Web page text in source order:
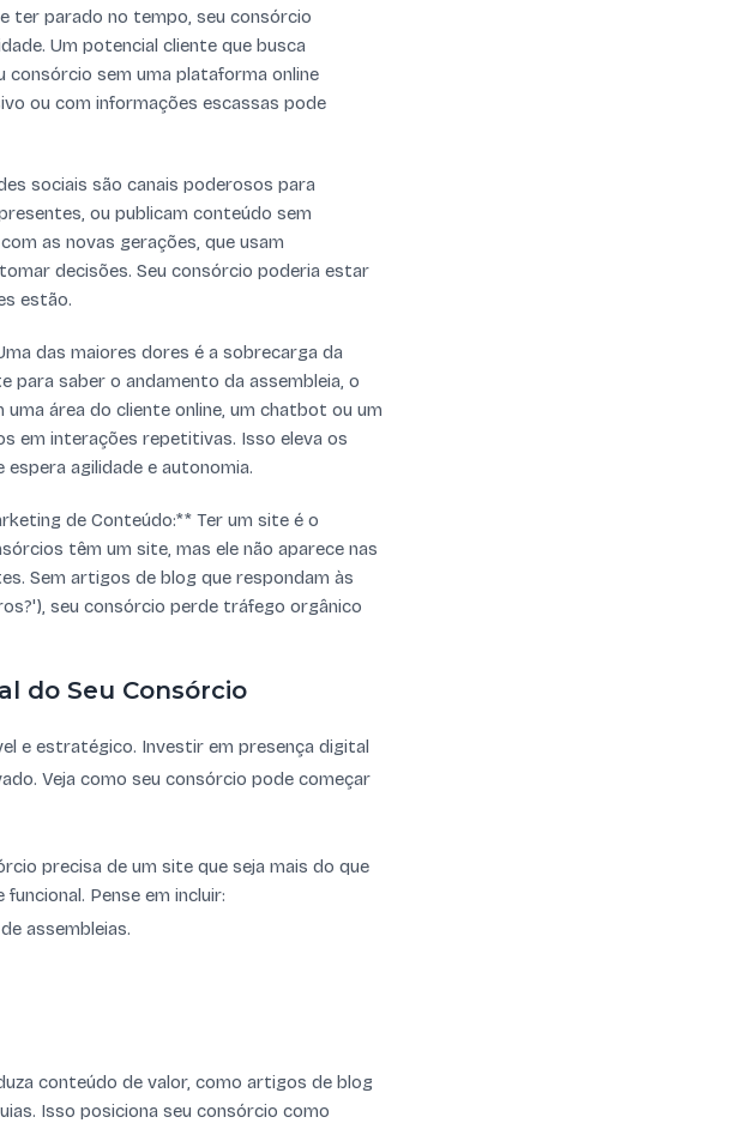
ter parado no tempo, seu consórcio
Um potencial cliente que busca
consórcio sem uma plataforma online
ou com informações escassas pode
sociais são canais poderosos para
ou publicam conteúdo sem
as novas gerações, que usam
decisões. Seu consórcio poderia estar
estão.
das maiores dores é a sobrecarga da
para saber o andamento da assembleia, o
área do cliente online, um chatbot ou um
em interações repetitivas. Isso eleva os
agilidade e autonomia.
de Conteúdo:** Ter um site é o
têm um site, mas ele não aparece nas
Sem artigos de blog que respondam às
seu consórcio perde tráfego orgânico
do Seu Consórcio
e estratégico. Investir em presença digital
Veja como seu consórcio pode começar
precisa de um site que seja mais do que
Pense em incluir:
assembleias.
conteúdo de valor, como artigos de blog
Isso posiciona seu consórcio como